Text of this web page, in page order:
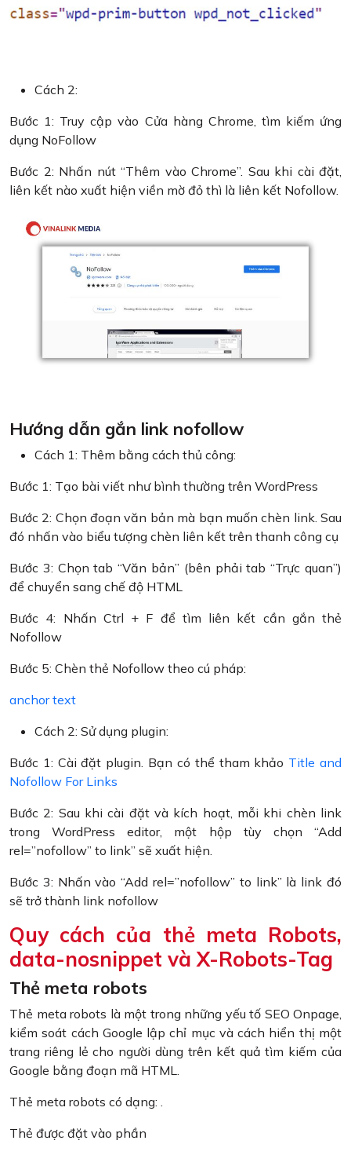
Cách 2:
Bước 1: Truy cập vào Cửa hàng Chrome, tìm kiếm ứng
dụng NoFollow
Bước 2: Nhấn nút “Thêm vào Chrome”. Sau khi cài đặt,
liên kết nào xuất hiện viền mờ đỏ thì là liên kết Nofollow.
Hướng dẫn gắn link nofollow
Cách 1: Thêm bằng cách thủ công:
Bước 1: Tạo bài viết như bình thường trên WordPress
Bước 2: Chọn đoạn văn bản mà bạn muốn chèn link. Sau
đó nhấn vào biểu tượng chèn liên kết trên thanh công cụ
Bước 3: Chọn tab “Văn bản” (bên phải tab “Trực quan”)
để chuyển sang chế độ HTML
Bước 4: Nhấn Ctrl + F để tìm liên kết cần gắn thẻ
Nofollow
Bước 5: Chèn thẻ Nofollow theo cú pháp:
anchor text
Cách 2: Sử dụng plugin:
Bước 1: Cài đặt plugin. Bạn có thể tham khảo ​Title and
Nofollow For Links
Bước 2: Sau khi cài đặt và kích hoạt, mỗi khi chèn link
trong WordPress editor, một hộp tùy chọn “Add
rel=”nofollow” to link” sẽ xuất hiện.
Bước 3: Nhấn vào “Add rel=”nofollow” to link” là link đó
sẽ trở thành link nofollow
Quy cách của thẻ meta Robots,
data-nosnippet và X-Robots-Tag
Thẻ meta robots
Thẻ meta robots là một trong những yếu tố SEO Onpage,
kiểm soát cách Google lập chỉ mục và cách hiển thị một
trang riêng lẻ cho người dùng trên kết quả tìm kiếm của
Google bằng đoạn mã HTML.
Thẻ meta robots có dạng: .
Thẻ được đặt vào phần